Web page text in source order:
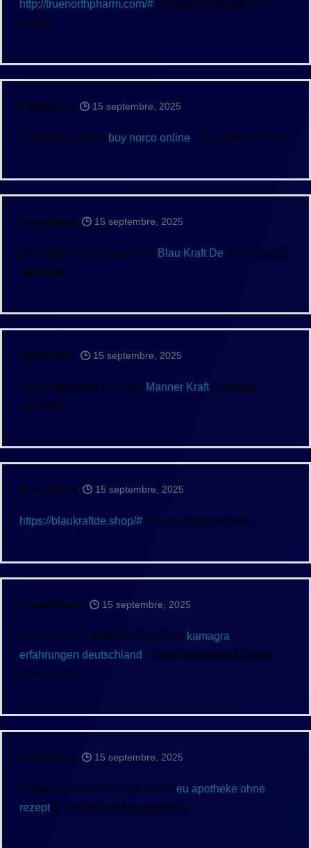
http://truenorthpharm.com/# canadian pharmacy no
scripts
Teddyenurf 15 septembre, 2025
CuraBharat USA: buy norco online – CuraBharat USA
StevenSarie 15 septembre, 2025
gГјnstigste online apotheke Blau Kraft De ohne rezept
apotheke
IsraelViown 15 septembre, 2025
online apotheke gГјnstig: Manner Kraft – europa
apotheke
Enriquedam 15 septembre, 2025
https://blaukraftde.shop/# ohne rezept apotheke
DonaldErymn 15 septembre, 2025
generisches sildenafil alternative: kamagra
erfahrungen deutschland – Viagra kaufen gÃ¼nstig
Deutschland
StevenSarie 15 septembre, 2025
medikament ohne rezept notfall eu apotheke ohne
rezept gГјnstigste online apotheke